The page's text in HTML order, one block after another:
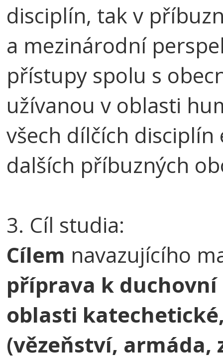
disciplín, tak v
a mezinárodní
přístupy spolu s
užívanou v oblasti
všech dílčích disciplín
dalších příbuzných
3. Cíl studia:
Cílem navazujícího
příprava k
oblasti
(vězeňství,